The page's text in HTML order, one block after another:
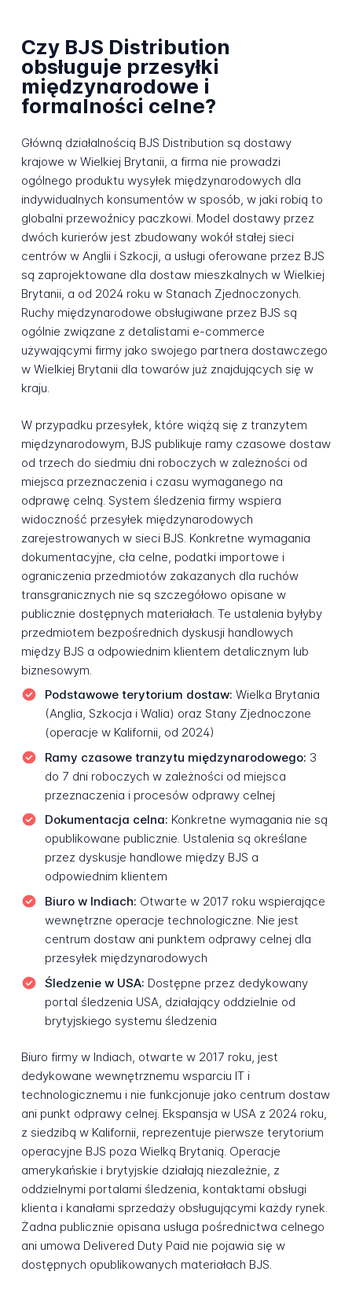
Czy BJS Distribution
obsługuje przesyłki
międzynarodowe i
formalności celne?
Główną działalnością BJS Distribution są dostawy
krajowe w Wielkiej Brytanii, a firma nie prowadzi
ogólnego produktu wysyłek międzynarodowych dla
indywidualnych konsumentów w sposób, w jaki robią to
globalni przewoźnicy paczkowi. Model dostawy przez
dwóch kurierów jest zbudowany wokół stałej sieci
centrów w Anglii i Szkocji, a usługi oferowane przez BJS
są zaprojektowane dla dostaw mieszkalnych w Wielkiej
Brytanii, a od 2024 roku w Stanach Zjednoczonych.
Ruchy międzynarodowe obsługiwane przez BJS są
ogólnie związane z detalistami e-commerce
używającymi firmy jako swojego partnera dostawczego
w Wielkiej Brytanii dla towarów już znajdujących się w
kraju.
W przypadku przesyłek, które wiążą się z tranzytem
międzynarodowym, BJS publikuje ramy czasowe dostaw
od trzech do siedmiu dni roboczych w zależności od
miejsca przeznaczenia i czasu wymaganego na
odprawę celną. System śledzenia firmy wspiera
widoczność przesyłek międzynarodowych
zarejestrowanych w sieci BJS. Konkretne wymagania
dokumentacyjne, cła celne, podatki importowe i
ograniczenia przedmiotów zakazanych dla ruchów
transgranicznych nie są szczegółowo opisane w
publicznie dostępnych materiałach. Te ustalenia byłyby
przedmiotem bezpośrednich dyskusji handlowych
między BJS a odpowiednim klientem detalicznym lub
biznesowym.
Podstawowe terytorium dostaw: Wielka Brytania
(Anglia, Szkocja i Walia) oraz Stany Zjednoczone
(operacje w Kalifornii, od 2024)
Ramy czasowe tranzytu międzynarodowego: 3
do 7 dni roboczych w zależności od miejsca
przeznaczenia i procesów odprawy celnej
Dokumentacja celna: Konkretne wymagania nie są
opublikowane publicznie. Ustalenia są określane
przez dyskusje handlowe między BJS a
odpowiednim klientem
Biuro w Indiach: Otwarte w 2017 roku wspierające
wewnętrzne operacje technologiczne. Nie jest
centrum dostaw ani punktem odprawy celnej dla
przesyłek międzynarodowych
Śledzenie w USA: Dostępne przez dedykowany
portal śledzenia USA, działający oddzielnie od
brytyjskiego systemu śledzenia
Biuro firmy w Indiach, otwarte w 2017 roku, jest
dedykowane wewnętrznemu wsparciu IT i
technologicznemu i nie funkcjonuje jako centrum dostaw
ani punkt odprawy celnej. Ekspansja w USA z 2024 roku,
z siedzibą w Kalifornii, reprezentuje pierwsze terytorium
operacyjne BJS poza Wielką Brytanią. Operacje
amerykańskie i brytyjskie działają niezależnie, z
oddzielnymi portalami śledzenia, kontaktami obsługi
klienta i kanałami sprzedaży obsługującymi każdy rynek.
Żadna publicznie opisana usługa pośrednictwa celnego
ani umowa Delivered Duty Paid nie pojawia się w
dostępnych opublikowanych materiałach BJS.